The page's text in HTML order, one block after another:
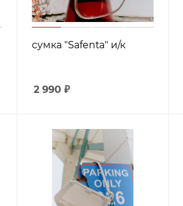
сумка "Safenta" и/к
2 990₽